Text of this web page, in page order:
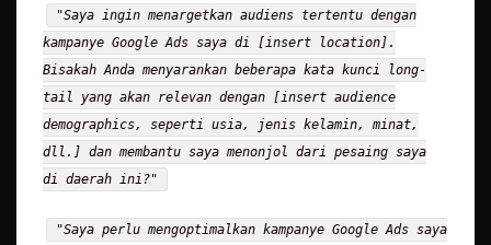
"Saya ingin menargetkan audiens tertentu dengan
kampanye Google Ads saya di [insert location].
Bisakah Anda menyarankan beberapa kata kunci long-
tail yang akan relevan dengan [insert audience
demographics, seperti usia, jenis kelamin, minat,
dll.] dan membantu saya menonjol dari pesaing saya
di daerah ini?"
"Saya perlu mengoptimalkan kampanye Google Ads saya